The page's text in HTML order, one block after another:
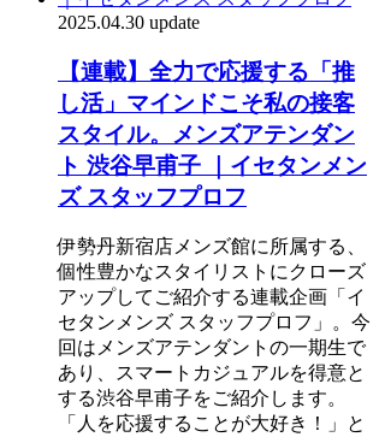
2025.04.30 update
【連載】全力で応援する「推
し活」マインドこそ私の接客
スタイル。メンズアテンダン
ト 渋谷早甫子 ｜イセタンメン
ズ スタッフプロフ
伊勢丹新宿店メンズ館に所属する、
個性豊かなスタイリストにクローズ
アップしてご紹介する連載企画「イ
セタンメンズ スタッフプロフ」。今
回はメンズアテンダントの一期生で
あり、スマートカジュアルを得意と
する渋谷早甫子をご紹介します。
「人を応援することが大好き！」と